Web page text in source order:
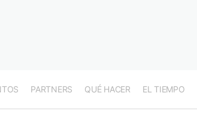
PARTNERS QUÉ HACER EL TIEMPO